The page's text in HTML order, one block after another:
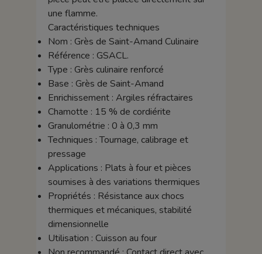
une flamme.
Caractéristiques techniques
Nom : Grès de Saint-Amand Culinaire
Référence : GSACL.
Type : Grès culinaire renforcé
Base : Grès de Saint-Amand
Enrichissement : Argiles réfractaires
Chamotte : 15 % de cordiérite
Granulométrie : 0 à 0,3 mm
Techniques : Tournage, calibrage et
pressage
Applications : Plats à four et pièces
soumises à des variations thermiques
Propriétés : Résistance aux chocs
thermiques et mécaniques, stabilité
dimensionnelle
Utilisation : Cuisson au four